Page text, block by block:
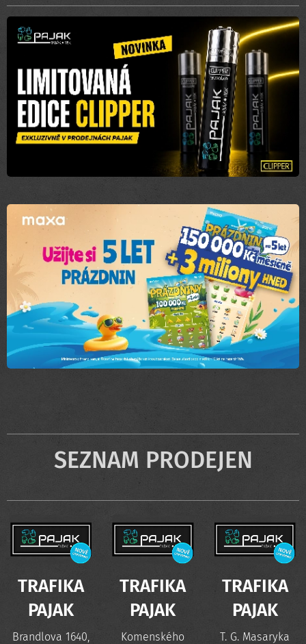
SEZNAM PRODEJEN
TRAFIKA
PAJAK
Brandlova 1640,
TRAFIKA
PAJAK
Komenského
TRAFIKA
PAJAK
T. G. Masaryka